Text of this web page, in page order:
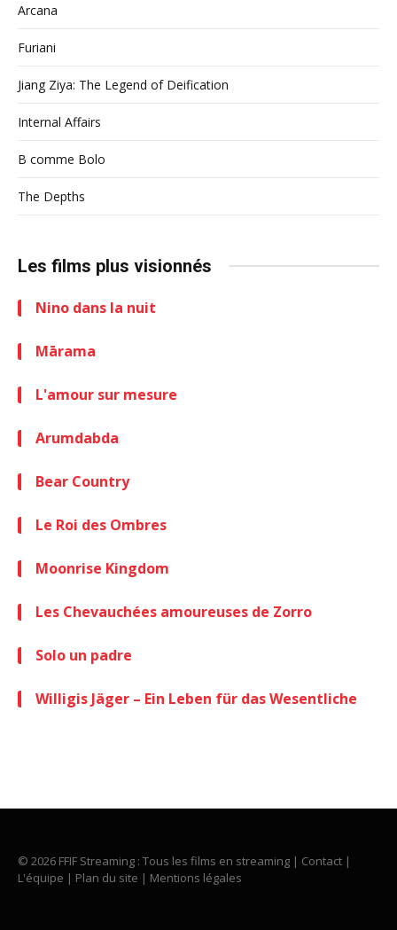
Arcana
Furiani
Jiang Ziya: The Legend of Deification
Internal Affairs
B comme Bolo
The Depths
Les films plus visionnés
Nino dans la nuit
Mārama
L'amour sur mesure
Arumdabda
Bear Country
Le Roi des Ombres
Moonrise Kingdom
Les Chevauchées amoureuses de Zorro
Solo un padre
Willigis Jäger – Ein Leben für das Wesentliche
© 2026 FFIF Streaming : Tous les films en streaming | Contact |
L'équipe | Plan du site | Mentions légales